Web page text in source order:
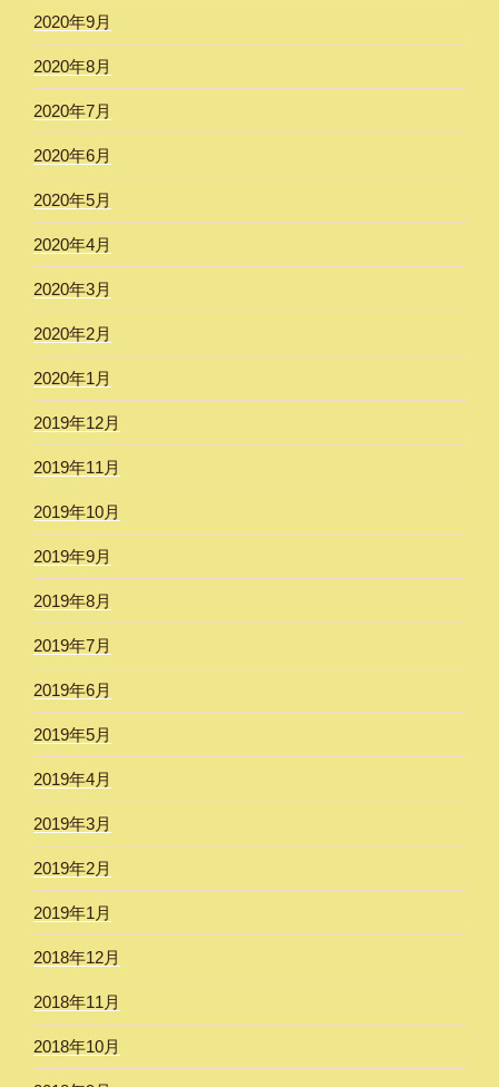
2020年9月
2020年8月
2020年7月
2020年6月
2020年5月
2020年4月
2020年3月
2020年2月
2020年1月
2019年12月
2019年11月
2019年10月
2019年9月
2019年8月
2019年7月
2019年6月
2019年5月
2019年4月
2019年3月
2019年2月
2019年1月
2018年12月
2018年11月
2018年10月